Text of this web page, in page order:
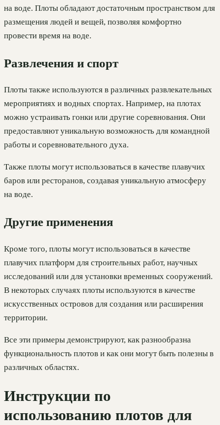
на воде. Плоты обладают достаточным пространством для
размещения людей и вещей, позволяя комфортно
провести время на воде.
Развлечения и спорт
Плоты также используются в различных развлекательных
мероприятиях и водных спортах. Например, на плотах
можно устраивать гонки или другие соревнования. Они
предоставляют уникальную возможность для командной
работы и соревновательного духа.
Также плоты могут использоваться в качестве плавучих
баров или ресторанов, создавая уникальную атмосферу
на воде.
Другие применения
Кроме того, плоты могут использоваться в качестве
плавучих платформ для строительных работ, научных
исследований или для установки временных сооружений.
В некоторых случаях плоты используются в качестве
искусственных островов для создания или расширения
территории.
Все эти примеры демонстрируют, как разнообразна
функциональность плотов и как они могут быть полезны в
различных областях.
Инструкции по
использованию плотов для